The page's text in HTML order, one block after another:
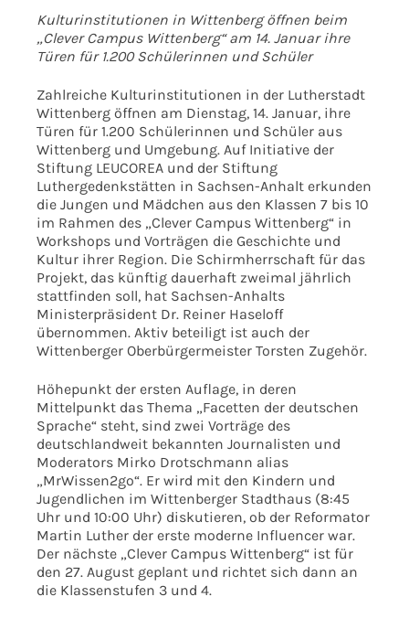
Kulturinstitutionen in Wittenberg öffnen beim
„Clever Campus Wittenberg“ am 14. Januar ihre
Türen für 1.200 Schülerinnen und Schüler
Zahlreiche Kulturinstitutionen in der Lutherstadt
Wittenberg öffnen am Dienstag, 14. Januar, ihre
Türen für 1.200 Schülerinnen und Schüler aus
Wittenberg und Umgebung. Auf Initiative der
Stiftung LEUCOREA und der Stiftung
Luthergedenkstätten in Sachsen-Anhalt erkunden
die Jungen und Mädchen aus den Klassen 7 bis 10
im Rahmen des „Clever Campus Wittenberg“ in
Workshops und Vorträgen die Geschichte und
Kultur ihrer Region. Die Schirmherrschaft für das
Projekt, das künftig dauerhaft zweimal jährlich
stattfinden soll, hat Sachsen-Anhalts
Ministerpräsident Dr. Reiner Haseloff
übernommen. Aktiv beteiligt ist auch der
Wittenberger Oberbürgermeister Torsten Zugehör.
Höhepunkt der ersten Auflage, in deren
Mittelpunkt das Thema „Facetten der deutschen
Sprache“ steht, sind zwei Vorträge des
deutschlandweit bekannten Journalisten und
Moderators Mirko Drotschmann alias
„MrWissen2go“. Er wird mit den Kindern und
Jugendlichen im Wittenberger Stadthaus (8:45
Uhr und 10:00 Uhr) diskutieren, ob der Reformator
Martin Luther der erste moderne Influencer war.
Der nächste „Clever Campus Wittenberg“ ist für
den 27. August geplant und richtet sich dann an
die Klassenstufen 3 und 4.